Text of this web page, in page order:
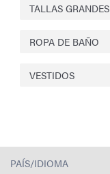
TALLAS GRANDES
ROPA DE BAÑO
VESTIDOS
PAÍS/IDIOMA